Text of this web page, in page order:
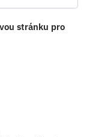
stránku pro